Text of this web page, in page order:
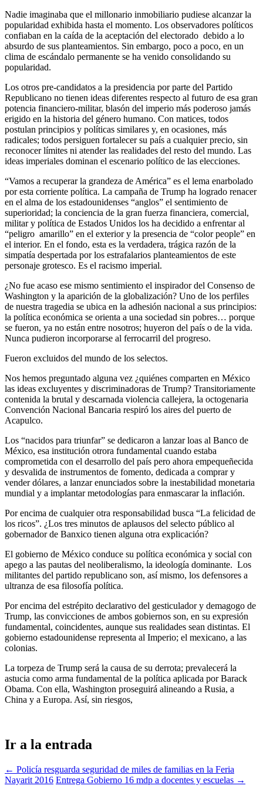
Nadie imaginaba que el millonario inmobiliario pudiese alcanzar la
popularidad exhibida hasta el momento. Los observadores políticos
confiaban en la caída de la aceptación del electorado debido a lo
absurdo de sus planteamientos. Sin embargo, poco a poco, en un
clima de escándalo permanente se ha venido consolidando su
popularidad.
Los otros pre-candidatos a la presidencia por parte del Partido
Republicano no tienen ideas diferentes respecto al futuro de esa gran
potencia financiero-militar, blasón del imperio más poderoso jamás
erigido en la historia del género humano. Con matices, todos
postulan principios y políticas similares y, en ocasiones, más
radicales; todos persiguen fortalecer su país a cualquier precio, sin
reconocer límites ni atender las realidades del resto del mundo. Las
ideas imperiales dominan el escenario político de las elecciones.
“Vamos a recuperar la grandeza de América” es el lema enarbolado
por esta corriente política. La campaña de Trump ha logrado renacer
en el alma de los estadounidenses “anglos” el sentimiento de
superioridad; la conciencia de la gran fuerza financiera, comercial,
militar y política de Estados Unidos los ha decidido a enfrentar al
“peligro amarillo” en el exterior y la presencia de “color people” en
el interior. En el fondo, esta es la verdadera, trágica razón de la
simpatía despertada por los estrafalarios planteamientos de este
personaje grotesco. Es el racismo imperial.
¿No fue acaso ese mismo sentimiento el inspirador del Consenso de
Washington y la aparición de la globalización? Uno de los perfiles
de nuestra tragedia se ubica en la adhesión nacional a sus principios:
la política económica se orienta a una sociedad sin pobres… porque
se fueron, ya no están entre nosotros; huyeron del país o de la vida.
Nunca pudieron incorporarse al ferrocarril del progreso.
Fueron excluidos del mundo de los selectos.
Nos hemos preguntado alguna vez ¿quiénes comparten en México
las ideas excluyentes y discriminadoras de Trump? Transitoriamente
contenida la brutal y descarnada violencia callejera, la octogenaria
Convención Nacional Bancaria respiró los aires del puerto de
Acapulco.
Los “nacidos para triunfar” se dedicaron a lanzar loas al Banco de
México, esa institución otrora fundamental cuando estaba
comprometida con el desarrollo del país pero ahora empequeñecida
y desvalida de instrumentos de fomento, dedicada a comprar y
vender dólares, a lanzar enunciados sobre la inestabilidad monetaria
mundial y a implantar metodologías para enmascarar la inflación.
Por encima de cualquier otra responsabilidad busca “La felicidad de
los ricos”. ¿Los tres minutos de aplausos del selecto público al
gobernador de Banxico tienen alguna otra explicación?
El gobierno de México conduce su política económica y social con
apego a las pautas del neoliberalismo, la ideología dominante. Los
militantes del partido republicano son, así mismo, los defensores a
ultranza de esa filosofía política.
Por encima del estrépito declarativo del gesticulador y demagogo de
Trump, las convicciones de ambos gobiernos son, en su expresión
fundamental, coincidentes, aunque sus realidades sean distintas. El
gobierno estadounidense representa al Imperio; el mexicano, a las
colonias.
La torpeza de Trump será la causa de su derrota; prevalecerá la
astucia como arma fundamental de la política aplicada por Barack
Obama. Con ella, Washington proseguirá alineando a Rusia, a
China y a Europa. Así, sin riesgos,
Ir a la entrada
← Policía resguarda seguridad de miles de familias en la Feria
Nayarit 2016 Entrega Gobierno 16 mdp a docentes y escuelas →